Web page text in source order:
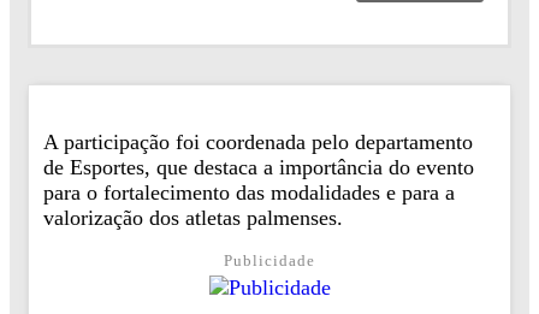
A participação foi coordenada pelo departamento
de Esportes, que destaca a importância do evento
para o fortalecimento das modalidades e para a
valorização dos atletas palmenses.
Publicidade